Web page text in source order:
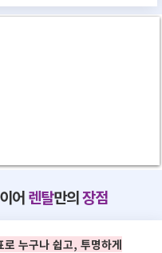
어렌탈만의장점
로 누구나 쉽고, 투명하게